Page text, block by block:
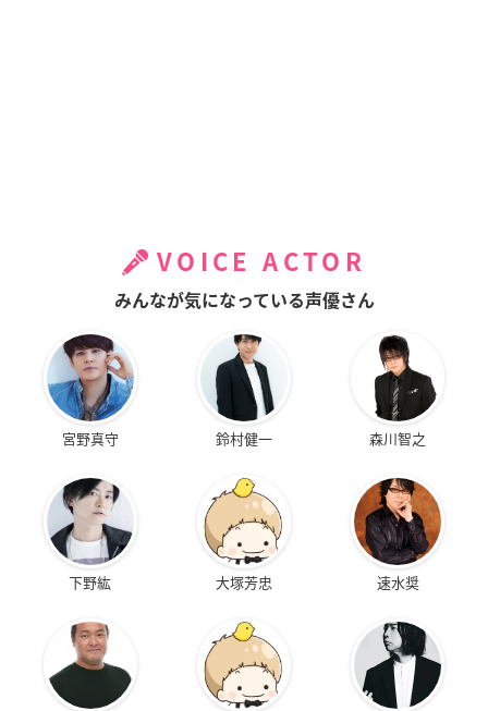
VOICE ACTOR
みんなが気になっている声優さん
宮野真守 鈴村健一 森川智之
下野紘 大塚芳忠 速水奨